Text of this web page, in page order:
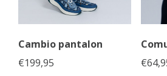
Cambio pantalon
€199,95
€